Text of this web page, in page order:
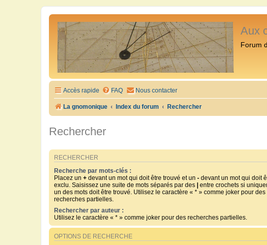
Aux
Forum
Accès rapide FAQ Nous contacter
La gnomonique Index du forum Rechercher
Rechercher
RECHERCHER
Recherche par mots-clés :
Placez un + devant un mot qui doit être trouvé et un - devant un mot qui doit
exclu. Saisissez une suite de mots séparés par des
entre crochets si
un des mots doit être trouvé. Utilisez le caractère « * » comme joker pour des
recherches partielles.
Rechercher par auteur :
Utilisez le caractère « * » comme joker pour des recherches partielles.
OPTIONS DE RECHERCHE